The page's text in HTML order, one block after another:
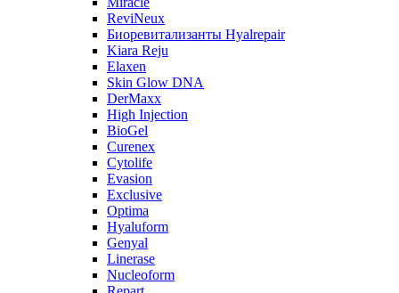
ReviNeux
Биоревитализанты Hyalrepair
Kiara Reju
Elaxen
Skin Glow DNA
DerMaxx
High Injection
BioGel
Curenex
Cytolife
Evasion
Exclusive
Optima
Hyaluform
Genyal
Linerase
Nucleoform